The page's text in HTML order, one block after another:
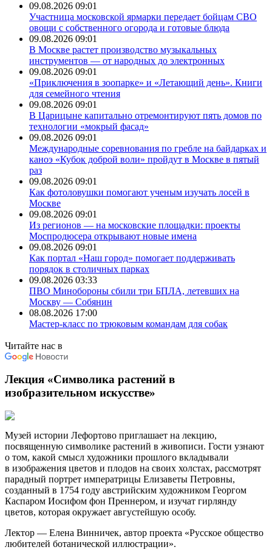
09.08.2026 09:01
Участница московской ярмарки передает бойцам СВО
овощи с собственного огорода и готовые блюда
09.08.2026 09:01
В Москве растет производство музыкальных
инструментов — от народных до электронных
09.08.2026 09:01
«Приключения в зоопарке» и «Летающий день». Книги
для семейного чтения
09.08.2026 09:01
В Царицыне капитально отремонтируют пять домов по
технологии «мокрый фасад»
09.08.2026 09:01
Международные соревнования по гребле на байдарках и
каноэ «Кубок доброй воли» пройдут в Москве в пятый
раз
09.08.2026 09:01
Как фотоловушки помогают ученым изучать лосей в
Москве
09.08.2026 09:01
Из регионов — на московские площадки: проекты
Моспродюсера открывают новые имена
09.08.2026 09:01
Как портал «Наш город» помогает поддерживать
порядок в столичных парках
09.08.2026 03:33
ПВО Минобороны сбили три БПЛА, летевших на
Москву — Собянин
08.08.2026 17:00
Мастер-класс по трюковым командам для собак
Читайте нас в
Лекция «Символика растений в
изобразительном искусстве»
Музей истории Лефортово приглашает на лекцию,
посвященную символике растений в живописи. Гости узнают
о том, какой смысл художники прошлого вкладывали
в изображения цветов и плодов на своих холстах, рассмотрят
парадный портрет императрицы Елизаветы Петровны,
созданный в 1754 году австрийским художником Георгом
Каспаром Иосифом фон Преннером, и изучат гирлянду
цветов, которая окружает августейшую особу.
Лектор — Елена Винничек, автор проекта «Русское общество
любителей ботанической иллюстрации».